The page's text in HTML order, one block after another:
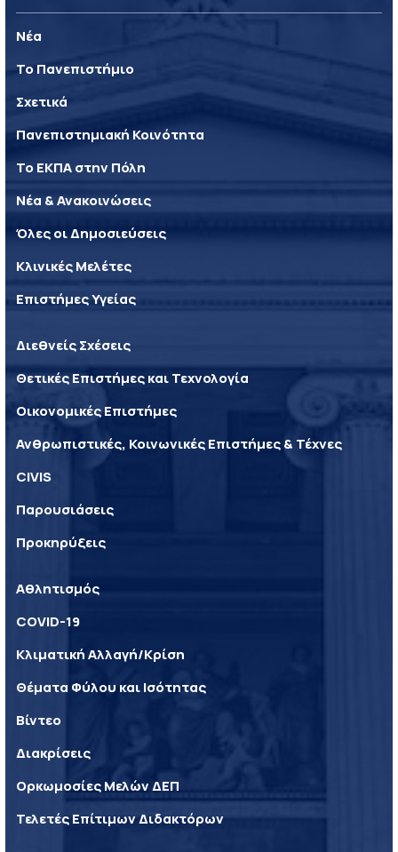
Νέα
Το Πανεπιστήμιο
Σχετικά
Πανεπιστημιακή Κοινότητα
Το ΕΚΠΑ στην Πόλη
Νέα & Ανακοινώσεις
Όλες οι Δημοσιεύσεις
Κλινικές Μελέτες
Επιστήμες Υγείας
Διεθνείς Σχέσεις
Θετικές Επιστήμες και Τεχνολογία
Οικονομικές Επιστήμες
Ανθρωπιστικές, Κοινωνικές Επιστήμες & Τέχνες
CIVIS
Παρουσιάσεις
Προκηρύξεις
Αθλητισμός
COVID-19
Κλιματική Αλλαγή/Κρίση
Θέματα Φύλου και Ισότητας
Βίντεο
Διακρίσεις
Ορκωμοσίες Μελών ΔΕΠ
Τελετές Επίτιμων Διδακτόρων